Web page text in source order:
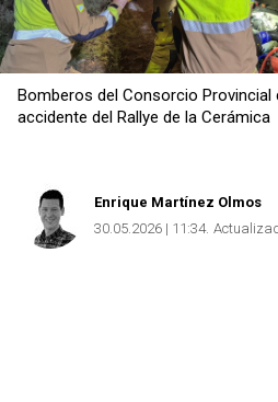
Bomberos del Consorcio Provincial
accidente del Rallye de la Cerámica
Enrique Martínez Olmos
30.05.2026 | 11:34